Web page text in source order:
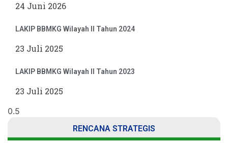
24 Juni 2026
LAKIP BBMKG Wilayah II Tahun 2024
23 Juli 2025
LAKIP BBMKG Wilayah II Tahun 2023
23 Juli 2025
RENCANA STRATEGIS